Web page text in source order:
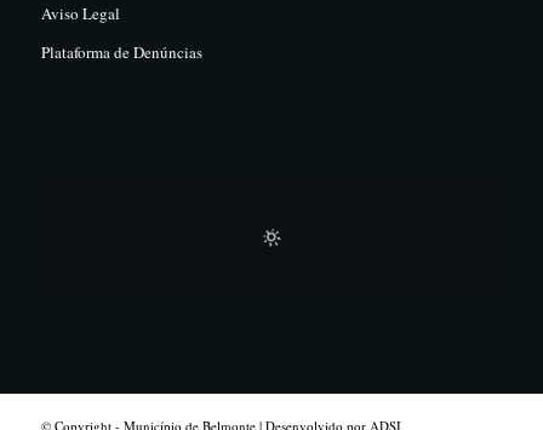
Aviso Legal
Plataforma de Denúncias
© Copyright - Município de Belmonte | Desenvolvido por ADSI